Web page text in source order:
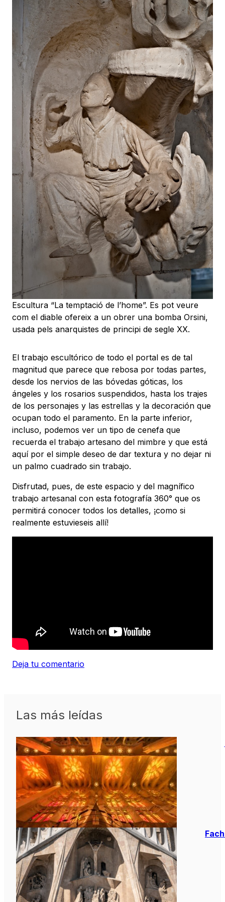
Escultura “La temptació de l’home”. Es pot veure
com el diable ofereix a un obrer una bomba Orsini,
usada pels anarquistes de principi de segle XX.
El trabajo escultórico de todo el portal es de tal
magnitud que parece que rebosa por todas partes,
desde los nervios de las bóvedas góticas, los
ángeles y los rosarios suspendidos, hasta los trajes
de los personajes y las estrellas y la decoración que
ocupan todo el paramento. En la parte inferior,
incluso, podemos ver un tipo de cenefa que
recuerda el trabajo artesano del mimbre y que está
aquí por el simple deseo de dar textura y no dejar ni
un palmo cuadrado sin trabajo.
Disfrutad, pues, de este espacio y del magnífico
trabajo artesanal con esta fotografía 360° que os
permitirá conocer todos los detalles, ¡como si
realmente estuvieseis allí!
Deja tu comentario
Las más leídas